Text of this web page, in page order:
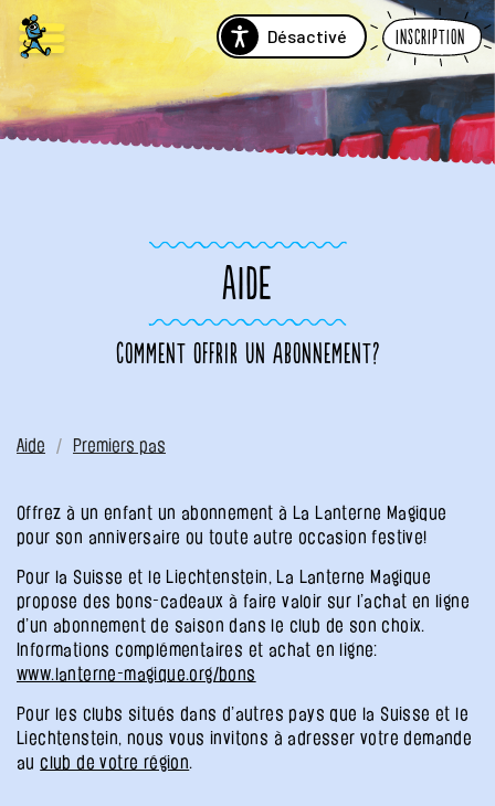
Désactivé Inscription
AIDE
Comment offrir un abonnement?
Aide Premiers pas
Offrez à un enfant un abonnement à La Lanterne Magique
pour son anniversaire ou toute autre occasion festive!
Pour la Suisse et le Liechtenstein, La Lanterne Magique
propose des bons-cadeaux à faire valoir sur l’achat en ligne
d’un abonnement de saison dans le club de son choix.
Informations complémentaires et achat en ligne:
www.lanterne-magique.org/bons
Pour les clubs situés dans d’autres pays que la Suisse et le
Liechtenstein, nous vous invitons à adresser votre demande
auclub de votre région.